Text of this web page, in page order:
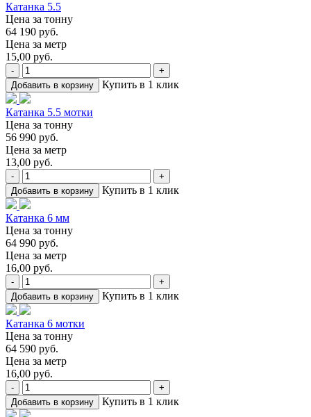
Катанка 5.5
Цена за тонну
64 190 руб.
Цена за метр
15,00 руб.
-
+
Добавить в корзину
Купить в 1 клик
Катанка 5.5 мотки
Цена за тонну
56 990 руб.
Цена за метр
13,00 руб.
-
+
Добавить в корзину
Купить в 1 клик
Катанка 6 мм
Цена за тонну
64 990 руб.
Цена за метр
16,00 руб.
-
+
Добавить в корзину
Купить в 1 клик
Катанка 6 мотки
Цена за тонну
64 590 руб.
Цена за метр
16,00 руб.
-
+
Добавить в корзину
Купить в 1 клик